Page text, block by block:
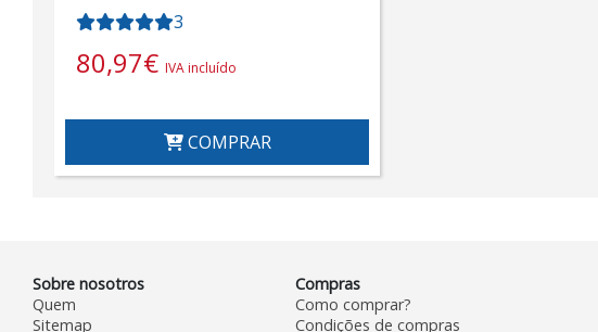
3
80,97€ IVA incluído
COMPRAR
Sobre nosotros
Quem
Sitemap
Compras
Como comprar?
Condições de compras